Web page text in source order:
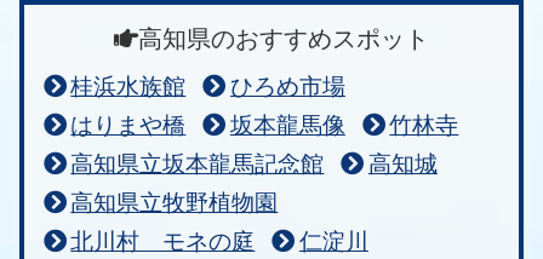
高知県のおすすめスポット
桂浜水族館
ひろめ市場
はりまや橋
坂本龍馬像
竹林寺
高知県立坂本龍馬記念館
高知城
高知県立牧野植物園
北川村 モネの庭
仁淀川